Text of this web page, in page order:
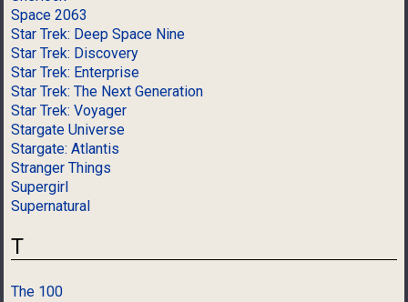
Space 2063
Star Trek: Deep Space Nine
Star Trek: Discovery
Star Trek: Enterprise
Star Trek: The Next Generation
Star Trek: Voyager
Stargate Universe
Stargate: Atlantis
Stranger Things
Supergirl
Supernatural
T
The 100